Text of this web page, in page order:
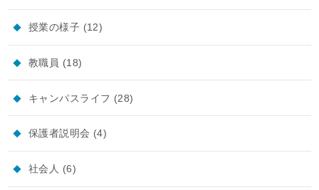
授業の様子 (12)
教職員 (18)
キャンパスライフ (28)
保護者説明会 (4)
社会人 (6)